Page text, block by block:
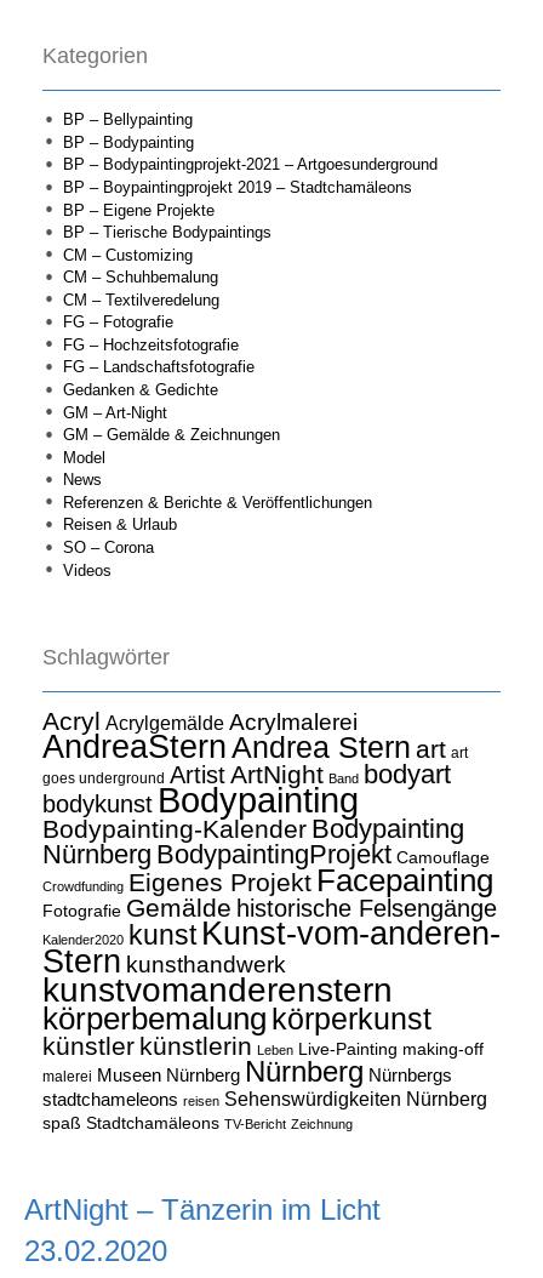
Kategorien
BP – Bellypainting
BP – Bodypainting
BP – Bodypaintingprojekt-2021 – Artgoesunderground
BP – Boypaintingprojekt 2019 – Stadtchamäleons
BP – Eigene Projekte
BP – Tierische Bodypaintings
CM – Customizing
CM – Schuhbemalung
CM – Textilveredelung
FG – Fotografie
FG – Hochzeitsfotografie
FG – Landschaftsfotografie
Gedanken & Gedichte
GM – Art-Night
GM – Gemälde & Zeichnungen
Model
News
Referenzen & Berichte & Veröffentlichungen
Reisen & Urlaub
SO – Corona
Videos
Schlagwörter
Acryl Acrylgemälde Acrylmalerei
AndreaSternAndrea Stern art art
goes underground ArtistArtNight Band bodyart
bodykunst Bodypainting
Bodypainting-Kalender Bodypainting
Nürnberg BodypaintingProjekt Camouflage
Crowdfunding Eigenes Projekt Facepainting
Fotografie Gemälde historische Felsengänge
Kalender2020 kunst Kunst-vom-anderen-
Stern kunsthandwerk
kunstvomanderenstern
körperbemalung körperkunst
künstler künstlerin Leben Live-Painting making-off
malerei Museen Nürnberg Nürnberg Nürnbergs
stadtchameleons reisen Sehenswürdigkeiten Nürnberg
spaß Stadtchamäleons TV-Bericht Zeichnung
ArtNight – Tänzerin im Licht
23.02.2020